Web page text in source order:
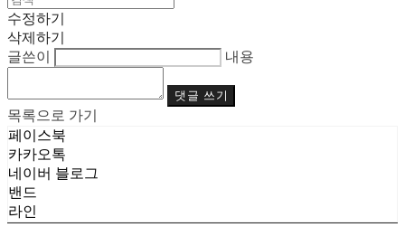
수정하기
삭제하기
글쓴이
내용
댓글 쓰기
목록으로 가기
페이스북
카카오톡
네이버 블로그
밴드
라인